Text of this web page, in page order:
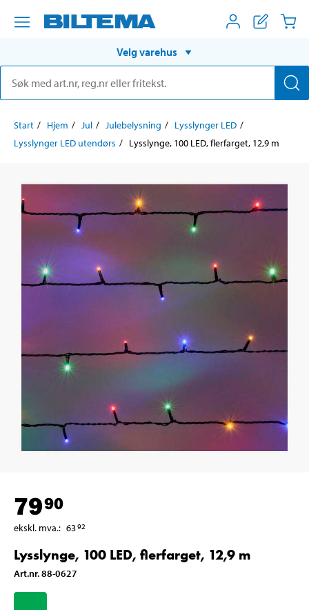
Velg varehus
Start Hjem Jul Julebelysning
Lysslynger LED
Lysslynger LED utendørs
Lysslynge, 100 LED, flerfarget, 12,9 m
7990
ekskl. mva.: 6392
Lysslynge, 100 LED, flerfarget, 12,9 m
Art.nr.88-0627